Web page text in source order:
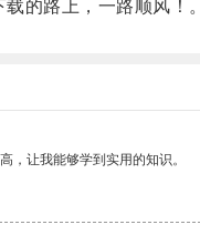
的路上，一路顺风！。
，让我能够学到实用的知识。